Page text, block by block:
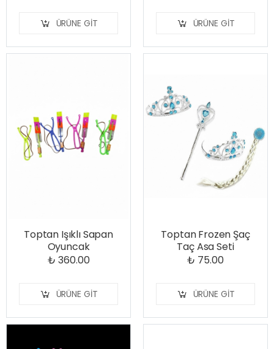
ÜRÜNE GIT ÜRÜNE GIT
Toptan Işıklı Sapan
Oyuncak
₺ 360.00
ÜRÜNE GIT
Toptan Frozen Şaç
Taç Asa Seti
₺ 75.00
ÜRÜNE GIT